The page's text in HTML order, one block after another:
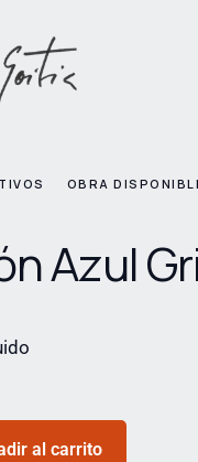
OBRA
Azul
al carrito